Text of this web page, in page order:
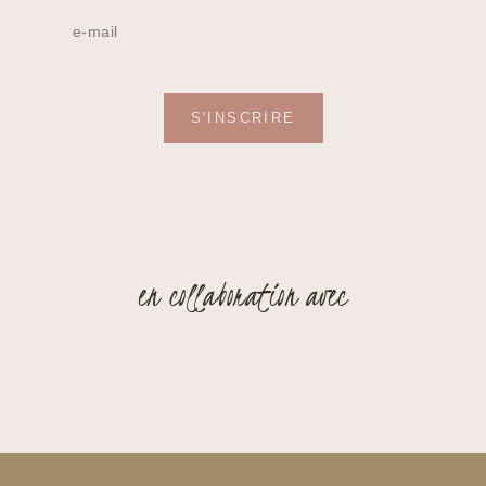
S'INSCRIRE
en collaboration avec